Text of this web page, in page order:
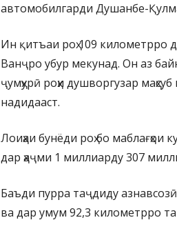
автомобилгарди Душанбе-
Ин қитъаи роҳ 109 километрро
Ванҷро убур мекунад. Он аз
ҷумҳурӣ роҳи душворгузар
надидааст.
Лоиҳаи бунёди роҳ бо
дар ҳаҷми 1 миллиарду 307
Баъди пурра таҷдиду
ва дар умум 92,3 километрро